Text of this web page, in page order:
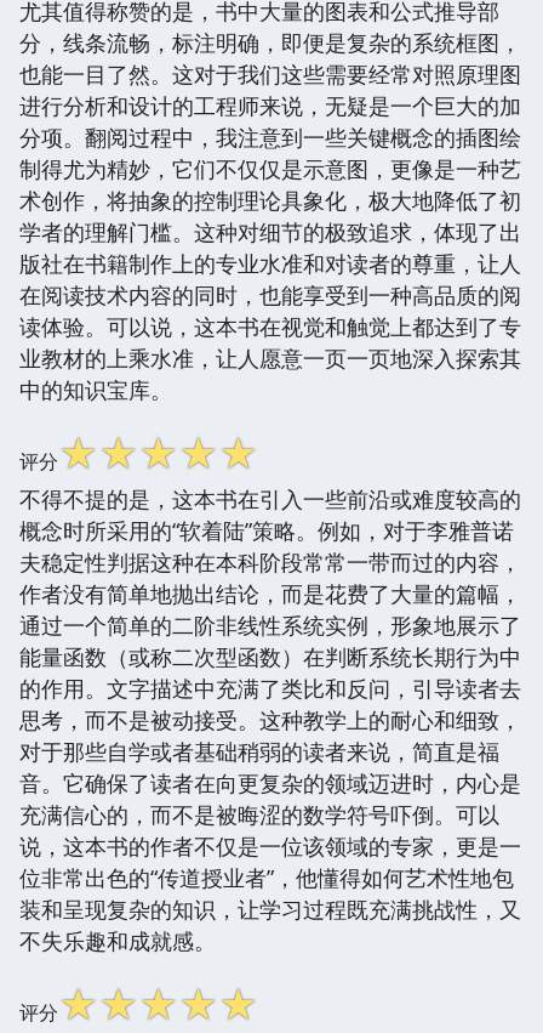
尤其值得称赞的是，书中大量的图表和公式推导部
分，线条流畅，标注明确，即便是复杂的系统框图，
也能一目了然。这对于我们这些需要经常对照原理图
进行分析和设计的工程师来说，无疑是一个巨大的加
分项。翻阅过程中，我注意到一些关键概念的插图绘
制得尤为精妙，它们不仅仅是示意图，更像是一种艺
术创作，将抽象的控制理论具象化，极大地降低了初
学者的理解门槛。这种对细节的极致追求，体现了出
版社在书籍制作上的专业水准和对读者的尊重，让人
在阅读技术内容的同时，也能享受到一种高品质的阅
读体验。可以说，这本书在视觉和触觉上都达到了专
业教材的上乘水准，让人愿意一页一页地深入探索其
中的知识宝库。
评分☆☆☆☆☆
不得不提的是，这本书在引入一些前沿或难度较高的
概念时所采用的“软着陆”策略。例如，对于李雅普诺
夫稳定性判据这种在本科阶段常常一带而过的内容，
作者没有简单地抛出结论，而是花费了大量的篇幅，
通过一个简单的二阶非线性系统实例，形象地展示了
能量函数（或称二次型函数）在判断系统长期行为中
的作用。文字描述中充满了类比和反问，引导读者去
思考，而不是被动接受。这种教学上的耐心和细致，
对于那些自学或者基础稍弱的读者来说，简直是福
音。它确保了读者在向更复杂的领域迈进时，内心是
充满信心的，而不是被晦涩的数学符号吓倒。可以
说，这本书的作者不仅是一位该领域的专家，更是一
位非常出色的“传道授业者”，他懂得如何艺术性地包
装和呈现复杂的知识，让学习过程既充满挑战性，又
不失乐趣和成就感。
评分☆☆☆☆☆